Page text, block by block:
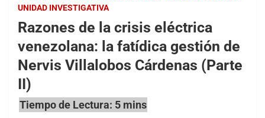
UNIDAD INVESTIGATIVA
Razones de la crisis eléctrica
venezolana: la fatídica gestión de
Nervis Villalobos Cárdenas (Parte
II)